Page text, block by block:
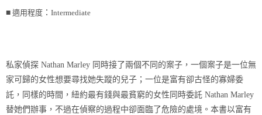
■ 適用程度 ： Intermediate
私家偵探 Nathan Marley 同時接了兩個不同的案子，一個案子是一位無
家可歸的女性想要尋找她失蹤的兒子；一位是富有卻古怪的寡婦委
託，同樣的時間，紐約最有錢與最貧窮的女性同時委託 Nathan Marley
替她們辦事，不過在偵察的過程中卻面臨了危險的處境。本書以富有